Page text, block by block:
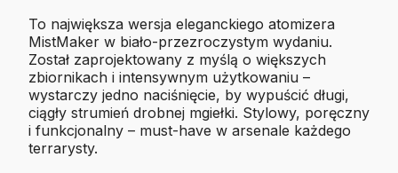
To największa wersja eleganckiego atomizera
MistMaker w biało-przezroczystym wydaniu.
Został zaprojektowany z myślą o większych
zbiornikach i intensywnym użytkowaniu –
wystarczy jedno naciśnięcie, by wypuścić długi,
ciągły strumień drobnej mgiełki. Stylowy, poręczny
i funkcjonalny – must-have w arsenale każdego
terrarysty.